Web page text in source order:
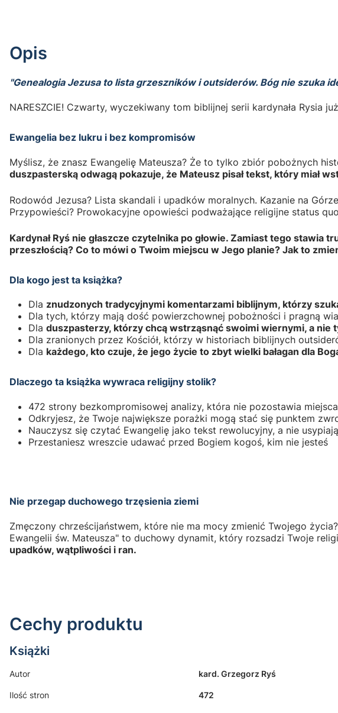
Opis
"Genealogia Jezusa to lista grzeszników i outsiderów. Bóg nie szuka
NARESZCIE! Czwarty, wyczekiwany tom biblijnej serii kardynała Rysia
Ewangelia bez lukru i bez kompromisów
Myślisz, że znasz Ewangelię Mateusza? Że to tylko zbiór pobożnych
duszpasterską odwagą pokazuje, że Mateusz pisał tekst, który miał
Rodowód Jezusa? Lista skandali i upadków moralnych. Kazanie na
Przypowieści? Prowokacyjne opowieści podważające religijne status
Kardynał Ryś nie głaszcze czytelnika po głowie. Zamiast tego
przeszłością? Co to mówi o Twoim miejscu w Jego planie? Jak to
Dla kogo jest ta książka?
Dla znudzonych tradycyjnymi komentarzami biblijnym, którzy
Dla tych, którzy mają dość powierzchownej pobożności i pragną
Dla duszpasterzy, którzy chcą wstrząsnąć swoimi wiernymi, a nie
Dla zranionych przez Kościół, którzy w historiach biblijnych
Dla każdego, kto czuje, że jego życie to zbyt wielki bałagan dla
Dlaczego ta książka wywraca religijny stolik?
472 strony bezkompromisowej analizy, która nie pozostawia
Odkryjesz, że Twoje największe porażki mogą stać się punktem
Nauczysz się czytać Ewangelię jako tekst rewolucyjny, a nie
Przestaniesz wreszcie udawać przed Bogiem kogoś, kim nie jesteś
Nie przegap duchowego trzęsienia ziemi
Zmęczony chrześcijaństwem, które nie ma mocy zmienić Twojego
Ewangelii św. Mateusza" to duchowy dynamit, który rozsadzi Twoje
upadków, wątpliwości i ran.
Cechy produktu
Książki
Autor kard. Grzegorz Ryś
Ilość stron 472